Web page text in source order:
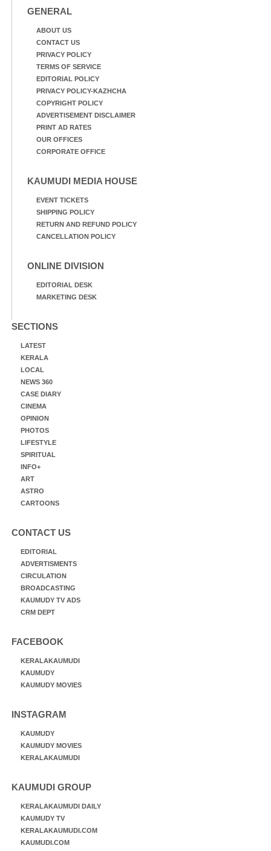
GENERAL
ABOUT US
CONTACT US
PRIVACY POLICY
TERMS OF SERVICE
EDITORIAL POLICY
PRIVACY POLICY-KAZHCHA
COPYRIGHT POLICY
ADVERTISEMENT DISCLAIMER
PRINT AD RATES
OUR OFFICES
CORPORATE OFFICE
KAUMUDI MEDIA HOUSE
EVENT TICKETS
SHIPPING POLICY
RETURN AND REFUND POLICY
CANCELLATION POLICY
ONLINE DIVISION
EDITORIAL DESK
MARKETING DESK
SECTIONS
LATEST
KERALA
LOCAL
NEWS 360
CASE DIARY
CINEMA
OPINION
PHOTOS
LIFESTYLE
SPIRITUAL
INFO+
ART
ASTRO
CARTOONS
CONTACT US
EDITORIAL
ADVERTISMENTS
CIRCULATION
BROADCASTING
KAUMUDY TV ADS
CRM DEPT
FACEBOOK
KERALAKAUMUDI
KAUMUDY
KAUMUDY MOVIES
INSTAGRAM
KAUMUDY
KAUMUDY MOVIES
KERALAKAUMUDI
KAUMUDI GROUP
KERALAKAUMUDI DAILY
KAUMUDY TV
KERALAKAUMUDI.COM
KAUMUDI.COM